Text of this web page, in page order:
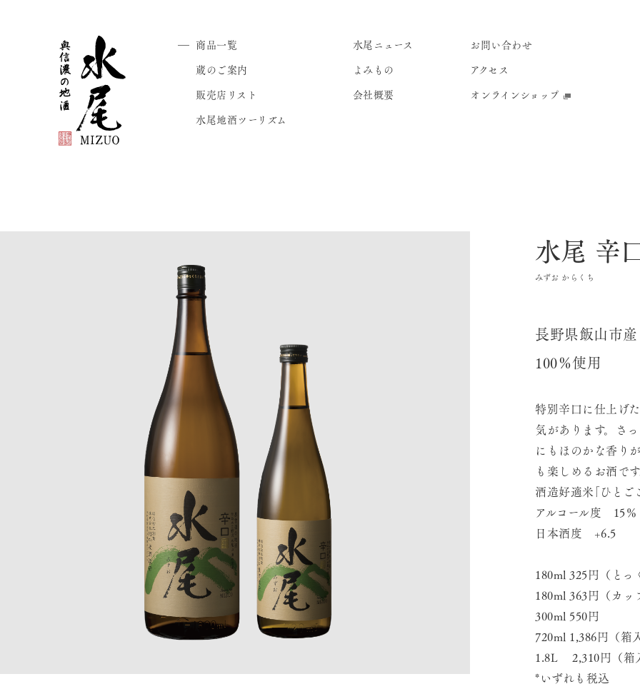
商品一覧
蔵のご案内
販売店リスト
水尾地酒ツーリズム
水尾ニュース
よみもの
会社概要
お問い合わせ
アクセス
オンラインショップ
水尾 辛
みずお からくち
長野県飯山市産
100％使用
特別辛口に仕上げ
気があります。さ
にもほのかな香り
も楽しめるお酒で
酒造好適米｢ひとご
アルコール度 15％
日本酒度 +6.5
180ml 325円（とっ
180ml 363円（カッ
300ml 550円
720ml 1,386円（箱
1.8L 2,310円（箱
*いずれも税込